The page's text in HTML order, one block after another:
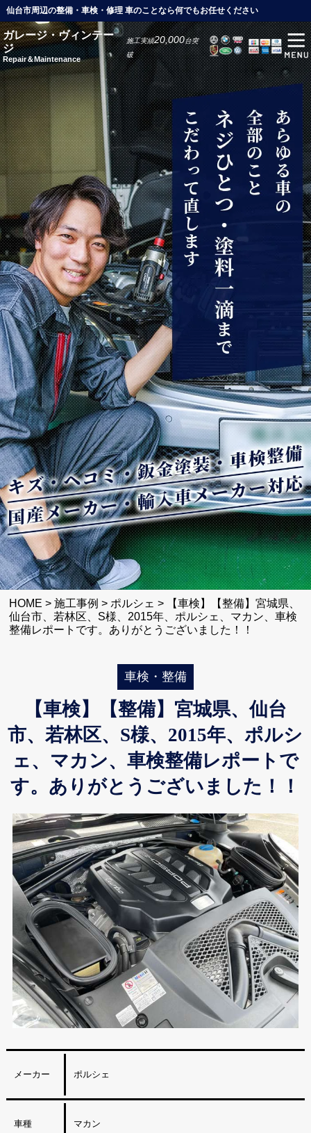
仙台市周辺の整備・車検・修理 車のことなら何でもお任せください
ガレージ・ヴィンテー
ジ
Repair＆Maintenance
施工実績20,000台突
破
HOME >施工事例 > ポルシェ >
【車検】【整備】宮城県、
仙台市、若林区、S様、2015年、ポルシェ、マカン、車検
整備レポートです。ありがとうございました！！
車検・整備
【車検】【整備】宮城県、仙台
市、若林区、S様、2015年、ポルシ
ェ、マカン、車検整備レポートで
す。ありがとうございました！！
メーカー ポルシェ
車種 マカン